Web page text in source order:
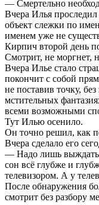
— Смертельно
Вчера Илья
объект слежки по
именем уже не
Кирпич второй день
Смотрит, не моргнет,
Вчера Илье стало
покончит с собой
не поставив точку,
мстительных
всеми возможными
Тут Илью осенило.
Он точно решил, как
Вчера сделало его
— Надо лишь
сон всё глубже и
телевизором. А у
После обнаружения
смотрит без разбору